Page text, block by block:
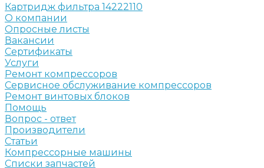
Картридж фильтра 14222110
О компании
Опросные листы
Вакансии
Сертификаты
Услуги
Ремонт компрессоров
Сервисное обслуживание компрессоров
Ремонт винтовых блоков
Помощь
Вопрос - ответ
Производители
Статьи
Компрессорные машины
Списки запчастей